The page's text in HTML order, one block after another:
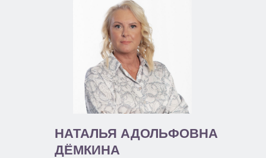
НАТАЛЬЯ АДОЛЬФОВНА
ДЁМКИНА